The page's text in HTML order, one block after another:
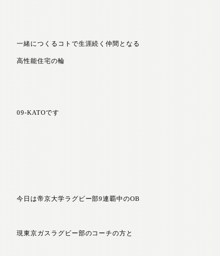
一緒につくるコトで生涯続く仲間となる
高性能住宅の輪
09-KATOです
今日は帝京大学ラグビー部9連覇中のOB
現東京ガスラグビー部のコーチの方と